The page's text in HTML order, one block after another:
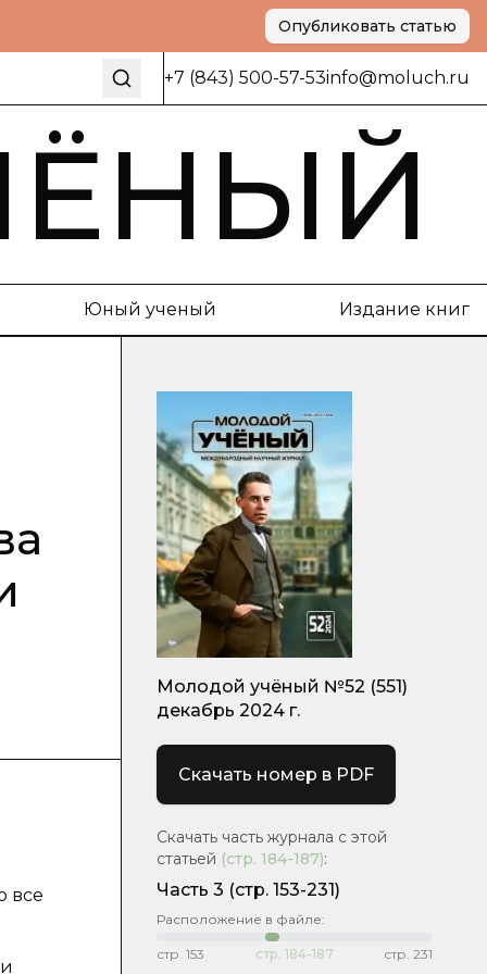
Опубликовать статью
+7 (843) 500-57-53info@moluch.ru
Юный ученый Издание книг
все
Молодой учёный №52 (551)
декабрь 2024 г.
Скачать номер в PDF
Скачать часть журнала с этой
статьей (стр. 184-187):
Часть 3 (стр. 153-231)
Расположение в файле:
стр. 153 стр. 184-187 стр. 231